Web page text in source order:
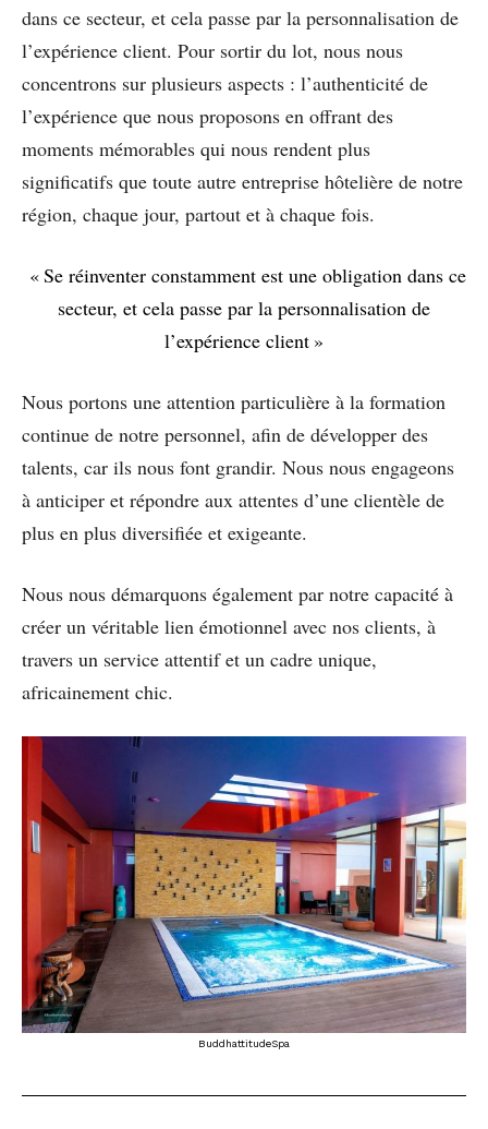
dans ce secteur, et cela passe par la personnalisation de
l’expérience client. Pour sortir du lot, nous nous
concentrons sur plusieurs aspects : l’authenticité de
l’expérience que nous proposons en offrant des
moments mémorables qui nous rendent plus
significatifs que toute autre entreprise hôtelière de notre
région, chaque jour, partout et à chaque fois.
« Se réinventer constamment est une obligation dans ce
secteur, et cela passe par la personnalisation de
l’expérience client »
Nous portons une attention particulière à la formation
continue de notre personnel, afin de développer des
talents, car ils nous font grandir. Nous nous engageons
à anticiper et répondre aux attentes d’une clientèle de
plus en plus diversifiée et exigeante.
Nous nous démarquons également par notre capacité à
créer un véritable lien émotionnel avec nos clients, à
travers un service attentif et un cadre unique,
africainement chic.
BuddhattitudeSpa